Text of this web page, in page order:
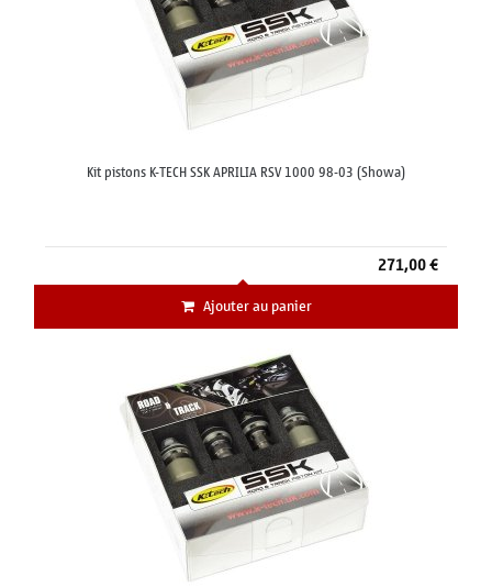
Kit pistons K-TECH SSK APRILIA RSV 1000 98-03 (Showa)
271,00 €
Ajouter au panier